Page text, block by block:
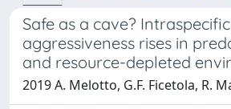
Safe as a cave? Intraspecific
aggressiveness rises in
and resource-depleted
2019 A. Melotto, G.F. Ficetola, R.